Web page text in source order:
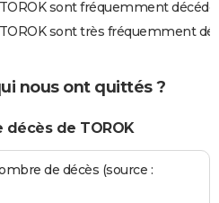
sont fréquemment
sont très fréquemment
nous ont quittés ?
de TOROK
de décès (source :